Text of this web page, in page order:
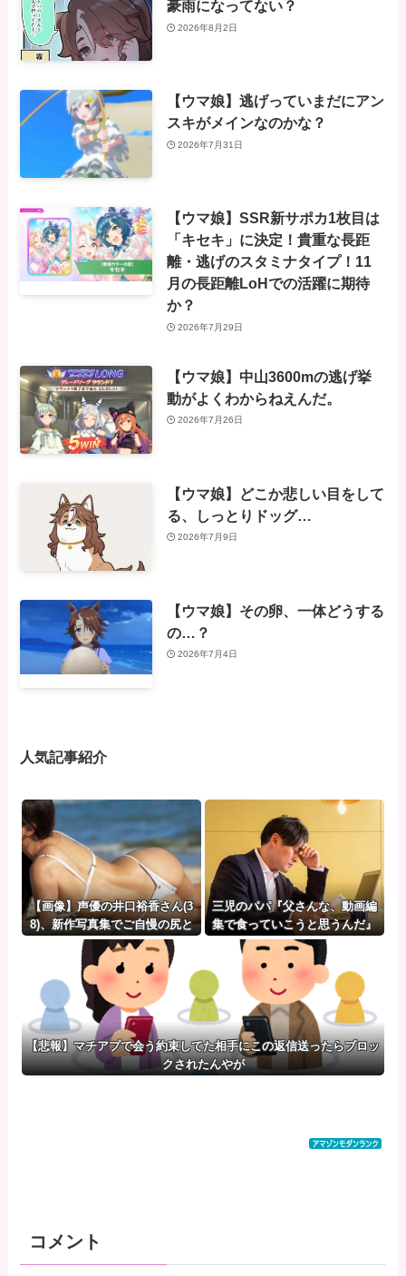
豪雨になってない？
2026年8月2日
【ウマ娘】逃げっていまだにアン
スキがメインなのかな？
2026年7月31日
【ウマ娘】SSR新サポカ1枚目は
「キセキ」に決定！貴重な長距
離・逃げのスタミナタイプ！11
月の長距離LoHでの活躍に期待
か？
2026年7月29日
【ウマ娘】中山3600mの逃げ挙
動がよくわからねえんだ。
2026年7月26日
【ウマ娘】どこか悲しい目をして
る、しっとりドッグ…
2026年7月9日
【ウマ娘】その卵、一体どうする
の…？
2026年7月4日
人気記事紹介
【画像】声優の井口裕香さん(3
8)、新作写真集でご自慢の尻と
お●ぱいを披露ｗｗｗｗｗｗ
三児のパパ『父さんな、動画編
集で食っていこうと思うんだ』
→結果
【悲報】マチアプで会う約束してた相手にこの返信送ったらブロッ
クされたんやが
コメント